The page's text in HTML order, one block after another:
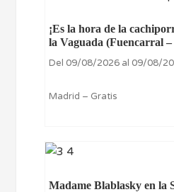
¡Es la hora de la
la Vaguada (Fuencarral
Del 09/08/2026 al 09/08/
Madrid – Gratis
Madame Blablasky en la